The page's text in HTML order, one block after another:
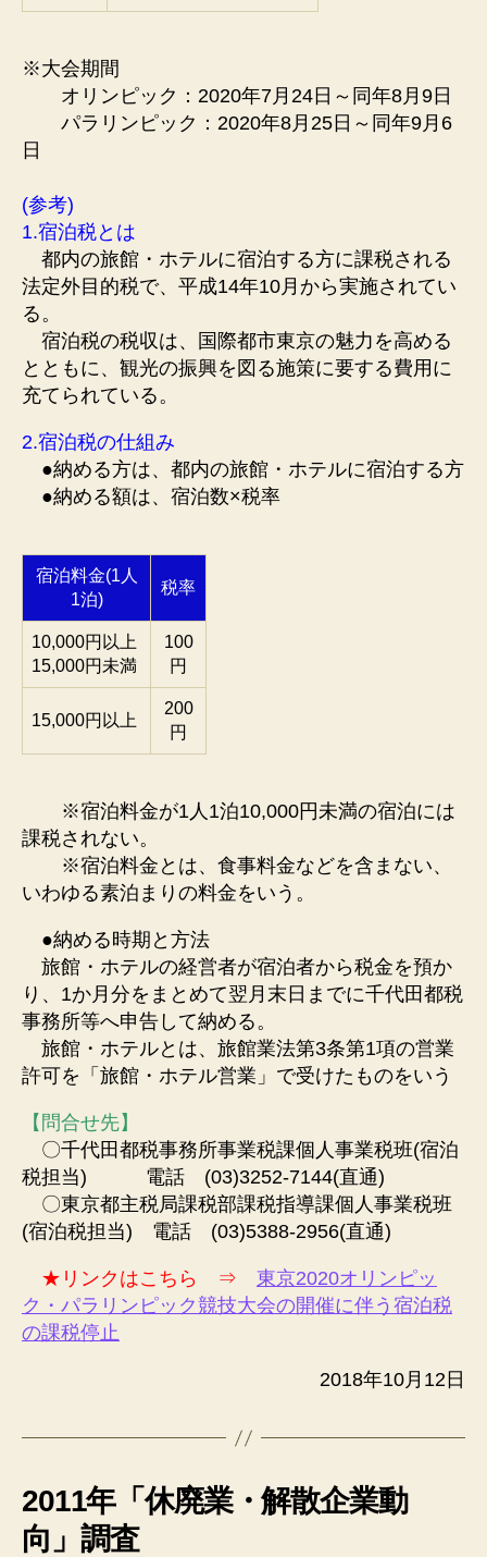
※大会期間
オリンピック：2020年7月24日～同年8月9日
パラリンピック：2020年8月25日～同年9月6
日
(参考)
1.宿泊税とは
都内の旅館・ホテルに宿泊する方に課税される
法定外目的税で、平成14年10月から実施されてい
る。
宿泊税の税収は、国際都市東京の魅力を高める
とともに、観光の振興を図る施策に要する費用に
充てられている。
2.宿泊税の仕組み
●納める方は、都内の旅館・ホテルに宿泊する方
●納める額は、宿泊数×税率
宿泊料金(1人
1泊)
税率
10,000円以上
15,000円未満
100
円
15,000円以上
200
円
※宿泊料金が1人1泊10,000円未満の宿泊には
課税されない。
※宿泊料金とは、食事料金などを含まない、
いわゆる素泊まりの料金をいう。
●納める時期と方法
旅館・ホテルの経営者が宿泊者から税金を預か
り、1か月分をまとめて翌月末日までに千代田都税
事務所等へ申告して納める。
旅館・ホテルとは、旅館業法第3条第1項の営業
許可を「旅館・ホテル営業」で受けたものをいう
【問合せ先】
〇千代田都税事務所事業税課個人事業税班(宿泊
税担当) 電話 (03)3252-7144(直通)
〇東京都主税局課税部課税指導課個人事業税班
(宿泊税担当) 電話 (03)5388-2956(直通)
★リンクはこちら ⇒
東京2020オリンピッ
ク・パラリンピック競技大会の開催に伴う宿泊税
の課税停止
2018年10月12日
2011年「休廃業・解散企業動
向」調査